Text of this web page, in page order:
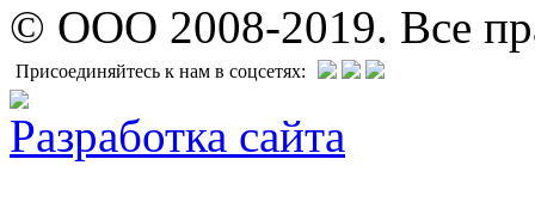
© ООО 2008-2019. Все
Присоединяйтесь к нам в соцсетях:
Разработка сайта